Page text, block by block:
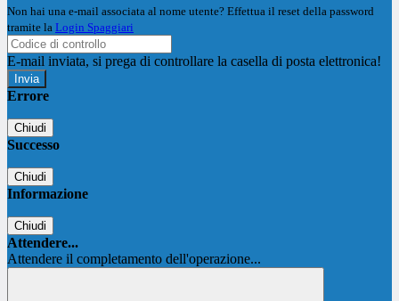
Non hai una e-mail associata al nome utente? Effettua il reset della password
tramite la Login Spaggiari
E-mail inviata, si prega di controllare la casella di posta elettronica!
Errore
Chiudi
Successo
Chiudi
Informazione
Chiudi
Attendere...
Attendere il completamento dell'operazione...